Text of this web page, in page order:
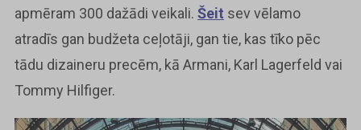
apmēram 300 dažādi veikali. Šeit sev vēlamo
atradīs gan budžeta ceļotāji, gan tie, kas tīko pēc
tādu dizaineru precēm, kā Armani, Karl Lagerfeld vai
Tommy Hilfiger.